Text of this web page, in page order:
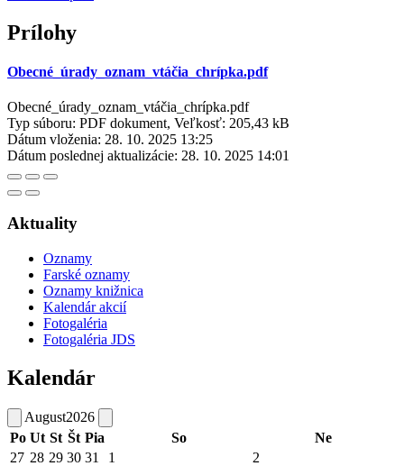
Prílohy
Obecné_úrady_oznam_vtáčia_chrípka.pdf
Obecné_úrady_oznam_vtáčia_chrípka.pdf
Typ súboru: PDF dokument, Veľkosť: 205,43 kB
Dátum vloženia: 28. 10. 2025 13:25
Dátum poslednej aktualizácie: 28. 10. 2025 14:01
Aktuality
Oznamy
Farské oznamy
Oznamy knižnica
Kalendár akcií
Fotogaléria
Fotogaléria JDS
Kalendár
August2026
Po Ut St Št Pia So
Ne
27 28 29 30 31 1
2